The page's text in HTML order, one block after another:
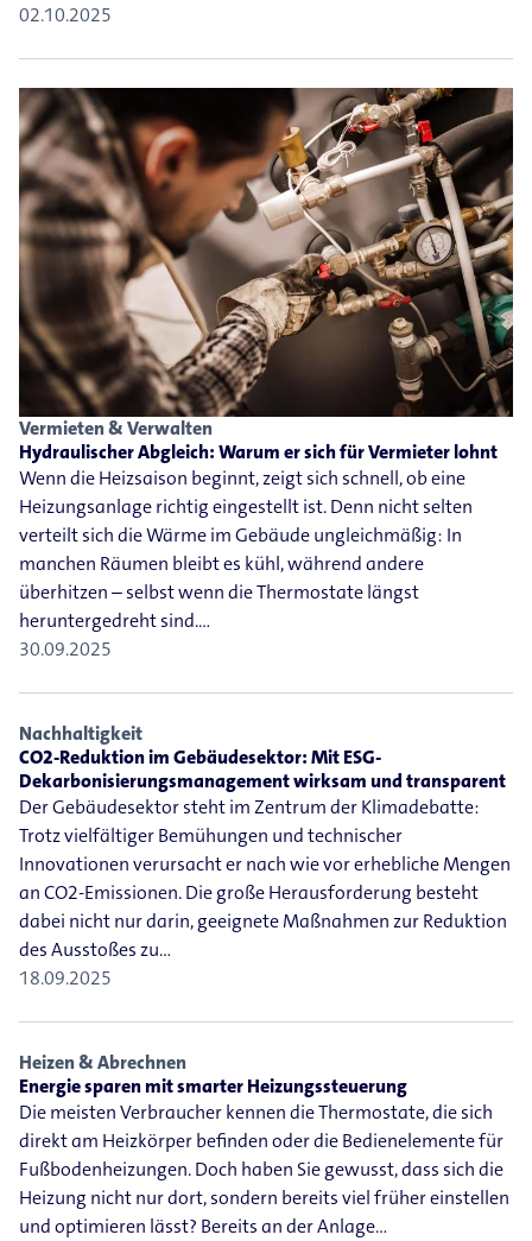
02.10.2025
Vermieten & Verwalten
Hydraulischer Abgleich: Warum er sich für Vermieter lohnt
Wenn die Heizsaison beginnt, zeigt sich schnell, ob eine
Heizungsanlage richtig eingestellt ist. Denn nicht selten
verteilt sich die Wärme im Gebäude ungleichmäßig: In
manchen Räumen bleibt es kühl, während andere
überhitzen – selbst wenn die Thermostate längst
heruntergedreht sind.…
30.09.2025
Nachhaltigkeit
CO2-Reduktion im Gebäudesektor: Mit ESG-
Dekarbonisierungsmanagement wirksam und transparent
Der Gebäudesektor steht im Zentrum der Klimadebatte:
Trotz vielfältiger Bemühungen und technischer
Innovationen verursacht er nach wie vor erhebliche Mengen
an CO2-Emissionen. Die große Herausforderung besteht
dabei nicht nur darin, geeignete Maßnahmen zur Reduktion
des Ausstoßes zu…
18.09.2025
Heizen & Abrechnen
Energie sparen mit smarter Heizungssteuerung
Die meisten Verbraucher kennen die Thermostate, die sich
direkt am Heizkörper befinden oder die Bedienelemente für
Fußbodenheizungen. Doch haben Sie gewusst, dass sich die
Heizung nicht nur dort, sondern bereits viel früher einstellen
und optimieren lässt? Bereits an der Anlage…